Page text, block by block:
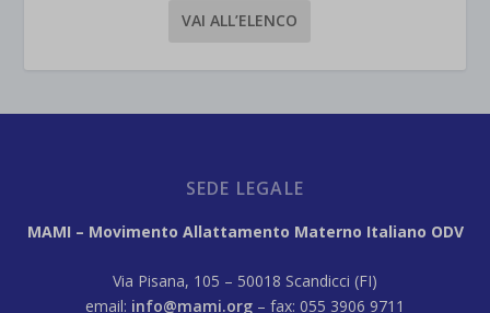
VAI ALL’ELENCO
SEDE LEGALE
MAMI – Movimento Allattamento Materno Italiano ODV
Via Pisana, 105 – 50018 Scandicci (FI)
email: info@mami.org – fax: 055 3906 9711